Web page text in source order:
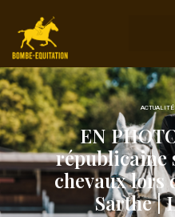
EN
républicaine
chevaux lors
Sarthe |